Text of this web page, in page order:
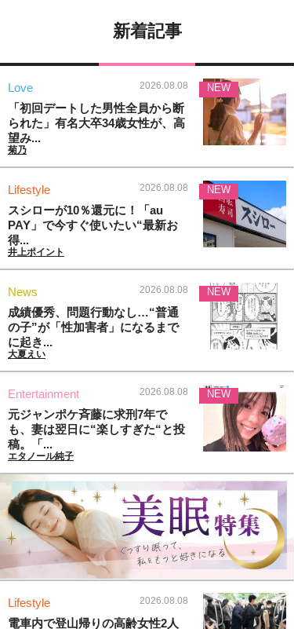
新着記事
Love 2026.08.08
「初回デートした男性全員から断
られた」有名大卒34歳女性が、高
望み...
菊乃
NEW
Lifestyle 2026.08.08
スシローが10％還元に！「au
PAY」で今すぐ使いたい“最新お
得...
井上ポイント
NEW
News 2026.08.08
成績優秀、問題行動なし…“普通
の子”が「性加害者」になるまで
に起き...
大夏えい
NEW
Entertainment 2026.08.08
元ジャンポケ斉藤に求刑7年で
も、妻は翌日に“楽しすぎた“と投
稿。「...
エタノール純子
NEW
Lifestyle 2026.08.08
電車内で登山帰りの高齢女性2人